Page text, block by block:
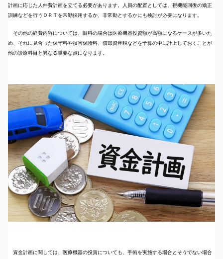
計画に応じた人件費計画を立てる必要があります。人員の配置としては、視機能回復の矯正
訓練などを行うＯＲＴを常勤採用するか、非常勤とするかにも検討が必要になります。
その他の経費内容については、眼科の場合は医療機器投資額が高額になるケースが多いた
め、それに見合った保守料や損害保険料、償却資産税などを予算の中に計上しておくことが
他の診療科目と異なる重要な点になります。
資金計画に関しては、医療機器の投資についても、手術を実施する場合とそうでない場合